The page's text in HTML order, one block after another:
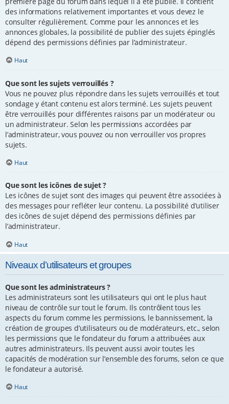
des informations relativement importantes et vous devez le
consulter régulièrement. Comme pour les annonces et les
annonces globales, la possibilité de publier des sujets épinglés
dépend des permissions définies par l’administrateur.
Haut
Que sont les sujets verrouillés ?
Vous ne pouvez plus répondre dans les sujets verrouillés et tout
sondage y étant contenu est alors terminé. Les sujets peuvent
être verrouillés pour différentes raisons par un modérateur ou
un administrateur. Selon les permissions accordées par
l’administrateur, vous pouvez ou non verrouiller vos propres
sujets.
Haut
Que sont les icônes de sujet ?
Les icônes de sujet sont des images qui peuvent être associées à
des messages pour refléter leur contenu. La possibilité d’utiliser
des icônes de sujet dépend des permissions définies par
l’administrateur.
Haut
Niveaux d’utilisateurs et groupes
Que sont les administrateurs ?
Les administrateurs sont les utilisateurs qui ont le plus haut
niveau de contrôle sur tout le forum. Ils contrôlent tous les
aspects du forum comme les permissions, le bannissement, la
création de groupes d’utilisateurs ou de modérateurs, etc., selon
les permissions que le fondateur du forum a attribuées aux
autres administrateurs. Ils peuvent aussi avoir toutes les
capacités de modération sur l’ensemble des forums, selon ce que
le fondateur a autorisé.
Haut